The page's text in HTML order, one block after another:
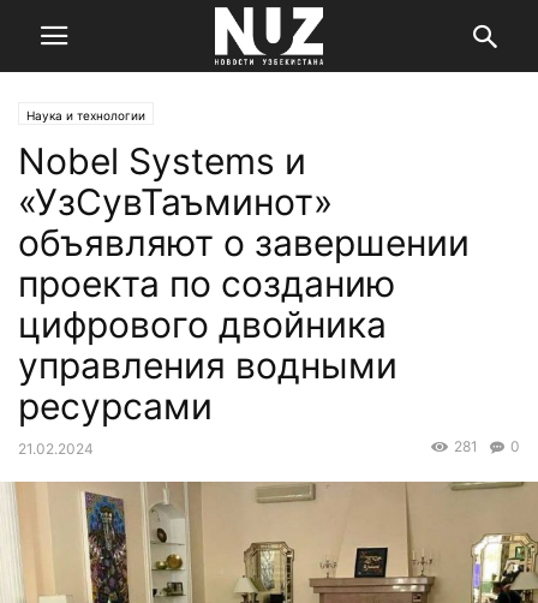
Наука и технологии
Nobel Systems и
«УзСувТаъминот»
объявляют о завершении
проекта по созданию
цифрового двойника
управления водными
ресурсами
21.02.2024 0
281